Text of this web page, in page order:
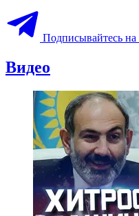
Подписывайтесь
Видео